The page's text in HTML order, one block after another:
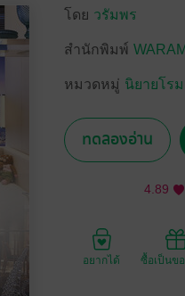
โดย วรัมพร
สำนักพิมพ์
หมวดหมู่ นิยายโร
ทดลองอ่าน
4.89
อยากได้ ซื้อเป็นข